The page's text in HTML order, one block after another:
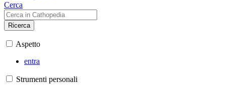
Cerca
Ricerca
Aspetto
entra
Strumenti personali